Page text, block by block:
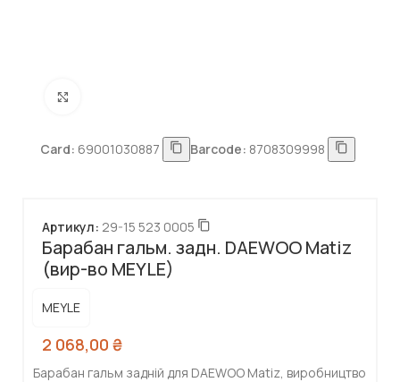
Card: 69001030887 Barcode: 8708309998
Барабан гальм. задн. DAEWOO Matiz
(вир-во MEYLE)
Артикул: 29-15 523 0005
MEYLE
2 068,00 ₴
Барабан гальм задній для DAEWOO Matiz, виробництво